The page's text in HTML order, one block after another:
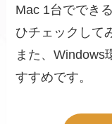
Mac 1台ででき
ひチェックして
また、Windows
すすめです。